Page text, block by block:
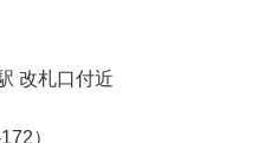
改札口付近
）